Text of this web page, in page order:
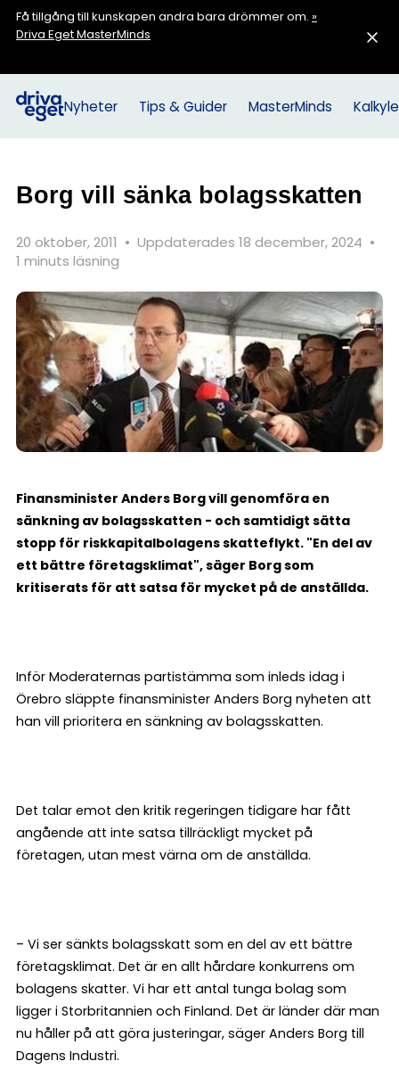
Få tillgång till kunskapen andra bara drömmer om. »
Driva Eget MasterMinds
Nyheter Tips & Guider MasterMinds
Borg vill sänka bolagsskatten
20 oktober, 2011 • Uppdaterades 18 december, 2024 •
1 minuts läsning
Finansminister Anders Borg vill genomföra en
sänkning av bolagsskatten - och samtidigt sätta
stopp för riskkapitalbolagens skatteflykt. "En del av
ett bättre företagsklimat", säger Borg som
kritiserats för att satsa för mycket på de anställda.
Inför Moderaternas partistämma som inleds idag i
Örebro släppte finansminister Anders Borg nyheten att
han vill prioritera en sänkning av bolagsskatten.
Det talar emot den kritik regeringen tidigare har fått
angående att inte satsa tillräckligt mycket på
företagen, utan mest värna om de anställda.
– Vi ser sänkts bolagsskatt som en del av ett bättre
företagsklimat. Det är en allt hårdare konkurrens om
bolagens skatter. Vi har ett antal tunga bolag som
ligger i Storbritannien och Finland. Det är länder där man
nu håller på att göra justeringar, säger Anders Borg till
Dagens Industri.